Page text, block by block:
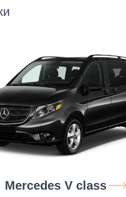
Mercedes V class